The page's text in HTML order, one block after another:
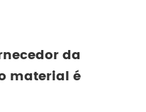
da
material é